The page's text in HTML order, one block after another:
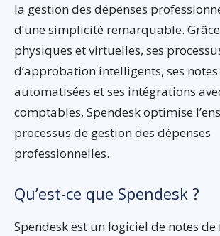
la gestion des dépenses
d’une simplicité remarquable.
physiques et virtuelles, ses
d’approbation intelligents, ses
automatisées et ses intégrations
comptables, Spendesk optimise
processus de gestion des dépenses
professionnelles.
Qu’est-ce que Spendesk ?
Spendesk est un logiciel de notes